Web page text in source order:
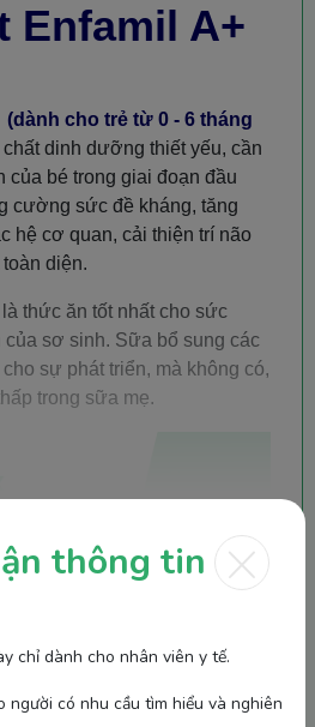
Enfamil A+
cho trẻ từ 0 - 6 tháng
dinh dưỡng thiết yếu, cần
của bé trong giai đoạn đầu
cường sức đề kháng, tăng
hệ cơ quan, cải thiện trí não
diện.
là thức ăn tốt nhất cho sức
của sơ sinh. Sữa bổ sung các
sự phát triển, mà không có,
trong sữa mẹ.
thông tin ×
chỉ dành cho nhân viên y tế.
người có nhu cầu tìm hiểu và nghiên